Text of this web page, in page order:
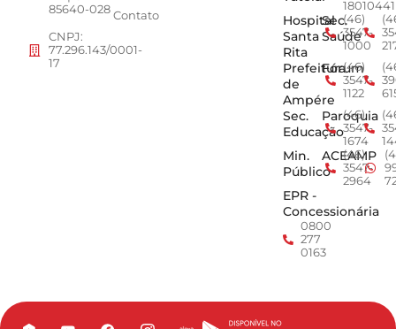
85640-028
CNPJ:
77.296.143/0001-
17
Contato
18010441
Hospital
Santa
Rita
Sec.
Saúde
(46)
3547-
1000
Prefeitura
de
Ampére
Fórum
(46)
3547-
1122
Sec.
Educação
Paroquia
(46)
3547-
1674
Min.
Público
ACEAMP
(46)
3547-
2964
EPR -
Concessionária
0800
277
0163